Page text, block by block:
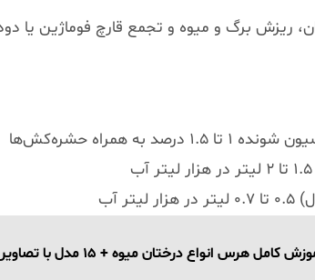
ریزش برگ و میوه و تجمع قارچ فوماژین یا
همراه حشره‌کش‌ها
آب
کامل هرس انواع درختان میوه + 15 مدل با تصاویر